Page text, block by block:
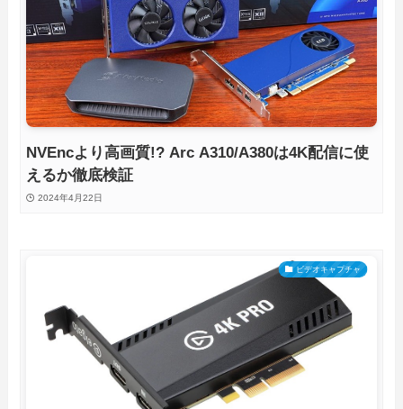
NVEncより高画質!? Arc A310/A380は4K配信に使
えるか徹底検証
2024年4月22日
ビデオキャプチャ